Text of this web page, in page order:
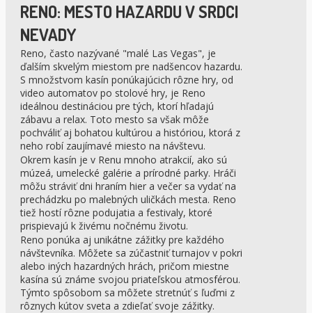
RENO: MESTO HAZARDU V SRDCI
NEVADY
Reno, často nazývané "malé Las Vegas", je
ďalším skvelým miestom pre nadšencov hazardu.
S množstvom kasín ponúkajúcich rôzne hry, od
video automatov po stolové hry, je Reno
ideálnou destináciou pre tých, ktorí hľadajú
zábavu a relax. Toto mesto sa však môže
pochváliť aj bohatou kultúrou a históriou, ktorá z
neho robí zaujímavé miesto na návštevu.
Okrem kasín je v Renu mnoho atrakcií, ako sú
múzeá, umelecké galérie a prírodné parky. Hráči
môžu stráviť dni hraním hier a večer sa vydať na
prechádzku po malebných uličkách mesta. Reno
tiež hostí rôzne podujatia a festivaly, ktoré
prispievajú k živému nočnému životu.
Reno ponúka aj unikátne zážitky pre každého
návštevníka. Môžete sa zúčastniť turnajov v pokri
alebo iných hazardných hrách, pričom miestne
kasína sú známe svojou priateľskou atmosférou.
Týmto spôsobom sa môžete stretnúť s ľuďmi z
rôznych kútov sveta a zdieľať svoje zážitky.